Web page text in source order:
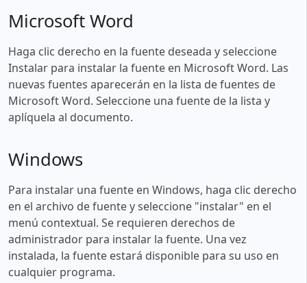
Microsoft Word
Haga clic derecho en la fuente deseada y seleccione
Instalar para instalar la fuente en Microsoft Word. Las
nuevas fuentes aparecerán en la lista de fuentes de
Microsoft Word. Seleccione una fuente de la lista y
aplíquela al documento.
Windows
Para instalar una fuente en Windows, haga clic derecho
en el archivo de fuente y seleccione "instalar" en el
menú contextual. Se requieren derechos de
administrador para instalar la fuente. Una vez
instalada, la fuente estará disponible para su uso en
cualquier programa.